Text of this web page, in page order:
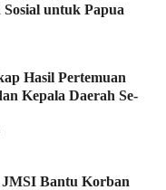
untuk Papua
Hasil Pertemuan
Kepala Daerah Se-
Bantu Korban